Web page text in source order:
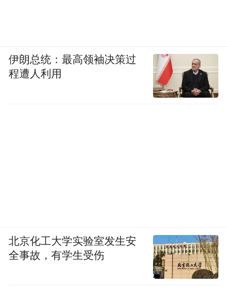
伊朗总统：最高领袖决策过
程遭人利用
北京化工大学实验室发生安
全事故，有学生受伤